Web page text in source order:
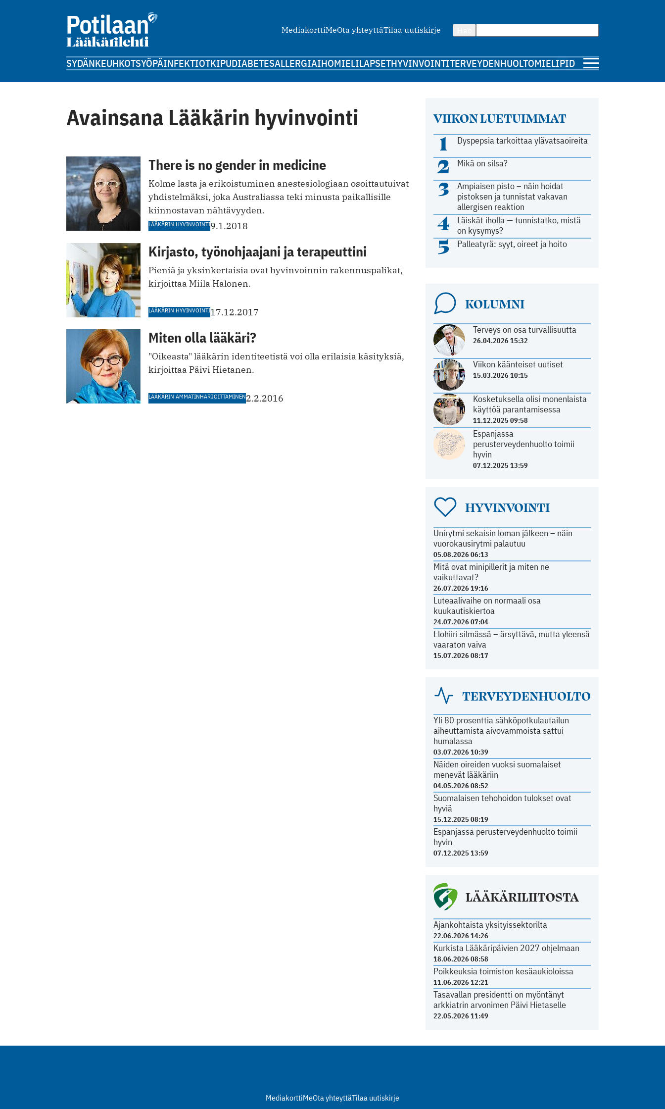
MediakorttiMeOta yhteyttäTilaa uutiskirje
SYDÄNKEUHKOTSYÖPÄINFEKTIOTKIPUDIABETESALLERGIAIHOMIELILAPSETHYVINVOINTITERVEYDENHUOLTOMIELIPIDE
Avainsana Lääkärin hyvinvointi
There is no gender in medicine
Kolme lasta ja erikoistuminen anestesiologiaan osoittautuivat
yhdistelmäksi, joka Australiassa teki minusta paikallisille
kiinnostavan nähtävyyden.
LÄÄKÄRIN HYVINVOINTI9.1.2018
Kirjasto, työnohjaajani ja terapeuttini
Pieniä ja yksinkertaisia ovat hyvinvoinnin rakennuspalikat,
kirjoittaa Miila Halonen.
LÄÄKÄRIN HYVINVOINTI17.12.2017
Miten olla lääkäri?
"Oikeasta" lääkärin identiteetistä voi olla erilaisia käsityksiä,
kirjoittaa Päivi Hietanen.
LÄÄKÄRIN AMMATINHARJOITTAMINEN2.2.2016
VIIKON LUETUIMMAT
1 Dyspepsia tarkoittaa ylävatsaoireita
2 Mikä on silsa?
3
Ampiaisen pisto – näin hoidat
pistoksen ja tunnistat vakavan
allergisen reaktion
4
Läiskät iholla — tunnistatko, mistä
on kysymys?
5 Palleatyrä: syyt, oireet ja hoito
KOLUMNI
Terveys on osa turvallisuutta
26.04.2026 15:32
Viikon käänteiset uutiset
15.03.2026 10:15
Kosketuksella olisi monenlaista
käyttöä parantamisessa
11.12.2025 09:58
Espanjassa
perusterveydenhuolto toimii
hyvin
07.12.2025 13:59
HYVINVOINTI
Unirytmi sekaisin loman jälkeen – näin
vuorokausirytmi palautuu
05.08.2026 06:13
Mitä ovat minipillerit ja miten ne
vaikuttavat?
26.07.2026 19:16
Luteaalivaihe on normaali osa
kuukautiskiertoa
24.07.2026 07:04
Elohiiri silmässä – ärsyttävä, mutta yleensä
vaaraton vaiva
15.07.2026 08:17
TERVEYDENHUOLTO
Yli 80 prosenttia sähköpotkulautailun
aiheuttamista aivovammoista sattui
humalassa
03.07.2026 10:39
Näiden oireiden vuoksi suomalaiset
menevät lääkäriin
04.05.2026 08:52
Suomalaisen tehohoidon tulokset ovat
hyviä
15.12.2025 08:19
Espanjassa perusterveydenhuolto toimii
hyvin
07.12.2025 13:59
LÄÄKÄRILIITOSTA
Ajankohtaista yksityissektorilta
22.06.2026 14:26
Kurkista Lääkäripäivien 2027 ohjelmaan
18.06.2026 08:58
Poikkeuksia toimiston kesäaukioloissa
11.06.2026 12:21
Tasavallan presidentti on myöntänyt
arkkiatrin arvonimen Päivi Hietaselle
22.05.2026 11:49
MediakorttiMeOta yhteyttäTilaa uutiskirje